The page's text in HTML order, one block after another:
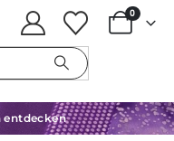
0
entdecken